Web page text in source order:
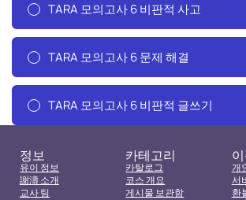
TARA 모의고사 6 비판적 사고
TARA 모의고사 6 문제 해결
TARA 모의고사 6 비판적 글쓰기
정보
유이 정보
謝濤 소개
교사 팀
카테고리
카탈로그
코스 개요
게시물 보관함
개
서
환